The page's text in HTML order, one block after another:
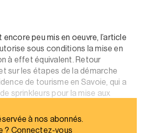
peu mis en oeuvre, l’article
sous conditions la mise en
à effet équivalent. Retour
sur les étapes de la démarche
de tourisme en Savoie, qui a
sprinkleurs pour la mise aux
à nos abonnés.
? Connectez-vous